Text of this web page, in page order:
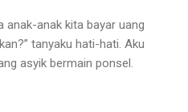
anak-anak kita bayar uang
tanyaku hati-hati. Aku
asyik bermain ponsel.